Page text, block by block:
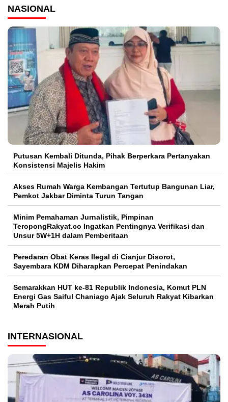
NASIONAL
Putusan Kembali Ditunda, Pihak Berperkara Pertanyakan
Konsistensi Majelis Hakim
Akses Rumah Warga Kembangan Tertutup Bangunan Liar,
Pemkot Jakbar Diminta Turun Tangan
Minim Pemahaman Jurnalistik, Pimpinan
TeropongRakyat.co Ingatkan Pentingnya Verifikasi dan
Unsur 5W+1H dalam Pemberitaan
Peredaran Obat Keras Ilegal di Cianjur Disorot,
Sayembara KDM Diharapkan Percepat Penindakan
Semarakkan HUT ke-81 Republik Indonesia, Komut PLN
Energi Gas Saiful Chaniago Ajak Seluruh Rakyat Kibarkan
Merah Putih
INTERNASIONAL